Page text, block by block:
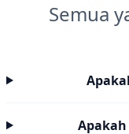
Semua
Apakah